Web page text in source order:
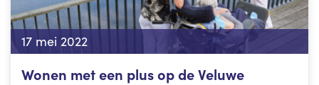
17 mei 2022
Wonen met een plus op de Veluwe